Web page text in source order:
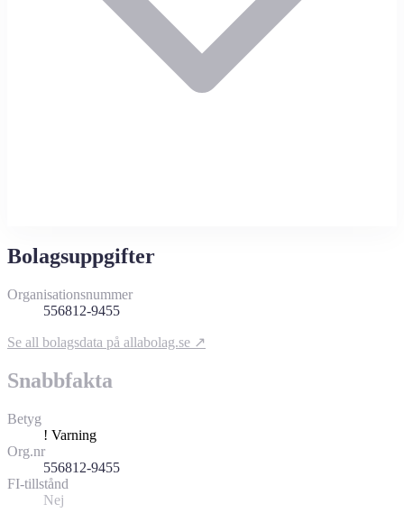
Bolagsuppgifter
Organisationsnummer
556812-9455
Se all bolagsdata på allabolag.se ↗
Snabbfakta
Betyg
! Varning
Org.nr
556812-9455
FI-tillstånd
Nej